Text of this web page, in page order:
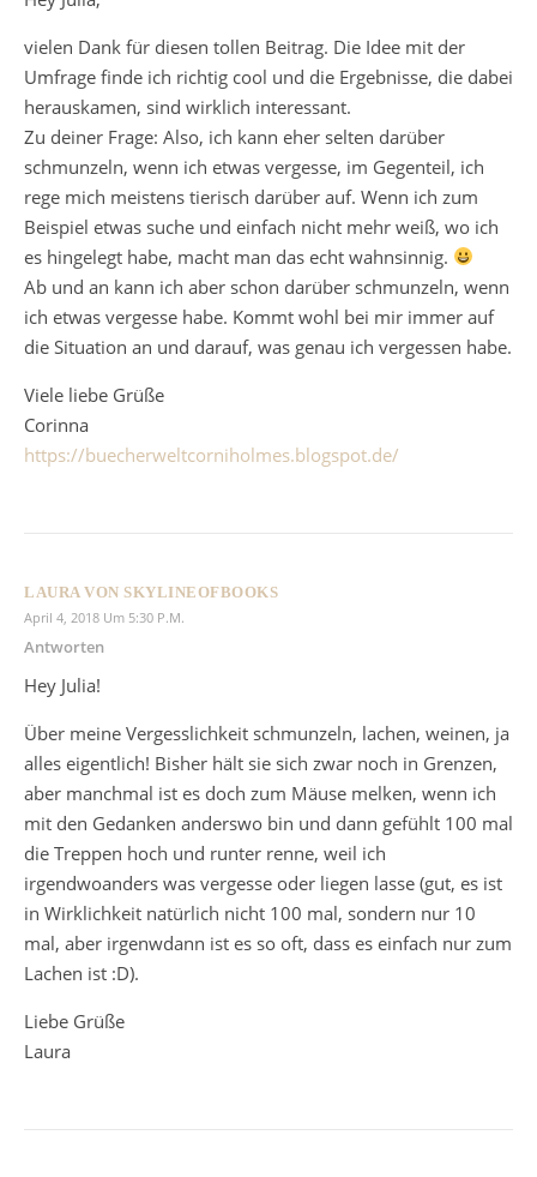
vielen Dank für diesen tollen Beitrag. Die Idee mit der
Umfrage finde ich richtig cool und die Ergebnisse, die dabei
herauskamen, sind wirklich interessant.
Zu deiner Frage: Also, ich kann eher selten darüber
schmunzeln, wenn ich etwas vergesse, im Gegenteil, ich
rege mich meistens tierisch darüber auf. Wenn ich zum
Beispiel etwas suche und einfach nicht mehr weiß, wo ich
es hingelegt habe, macht man das echt wahnsinnig.
Ab und an kann ich aber schon darüber schmunzeln, wenn
ich etwas vergesse habe. Kommt wohl bei mir immer auf
die Situation an und darauf, was genau ich vergessen habe.
Viele liebe Grüße
Corinna
https://buecherweltcorniholmes.blogspot.de/
LAURA VON SKYLINEOFBOOKS
April 4, 2018 Um 5:30 P.m.
Antworten
Hey Julia!
Über meine Vergesslichkeit schmunzeln, lachen, weinen, ja
alles eigentlich! Bisher hält sie sich zwar noch in Grenzen,
aber manchmal ist es doch zum Mäuse melken, wenn ich
mit den Gedanken anderswo bin und dann gefühlt 100 mal
die Treppen hoch und runter renne, weil ich
irgendwoanders was vergesse oder liegen lasse (gut, es ist
in Wirklichkeit natürlich nicht 100 mal, sondern nur 10
mal, aber irgenwdann ist es so oft, dass es einfach nur zum
Lachen ist :D).
Liebe Grüße
Laura